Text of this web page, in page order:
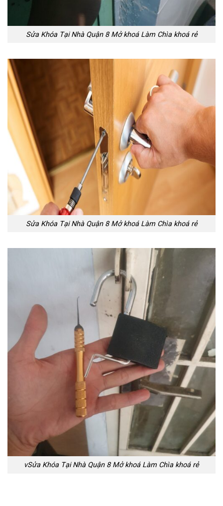
Sửa Khóa Tại Nhà Quận 8 Mở khoá Làm Chìa khoá rẻ
Sửa Khóa Tại Nhà Quận 8 Mở khoá Làm Chìa khoá rẻ
vSửa Khóa Tại Nhà Quận 8 Mở khoá Làm Chìa khoá rẻ